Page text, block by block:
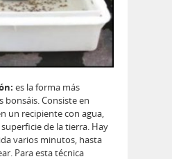
es la forma más
bonsáis. Consiste en
un recipiente con agua,
de la tierra. Hay
varios minutos, hasta
Para esta técnica